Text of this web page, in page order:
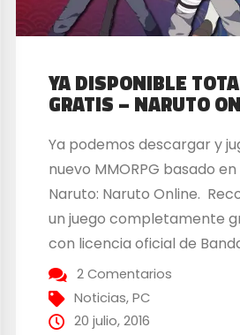
YA DISPONIBLE
GRATIS – NARUTO
Ya podemos descargar y
nuevo MMORPG basado
Naruto: Naruto Online.
un juego completamente
con licencia oficial de
Entertainment. Para
necesario crear una
una de redes sociales -
2 Comentarios
Noticias,PC
20 julio, 2016